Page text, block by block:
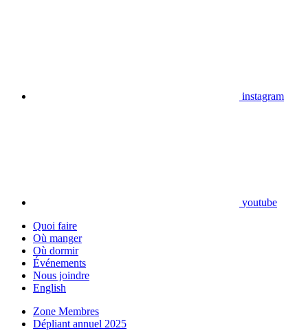
instagram
youtube
Quoi faire
Où manger
Où dormir
Événements
Nous joindre
English
Zone Membres
Dépliant annuel 2025